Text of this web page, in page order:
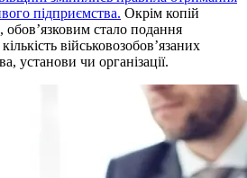
підприємства. Окрім копій
обов’язковим стало подання
військовозобов’язаних
установи чи організації.